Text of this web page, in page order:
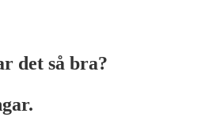
det så bra?